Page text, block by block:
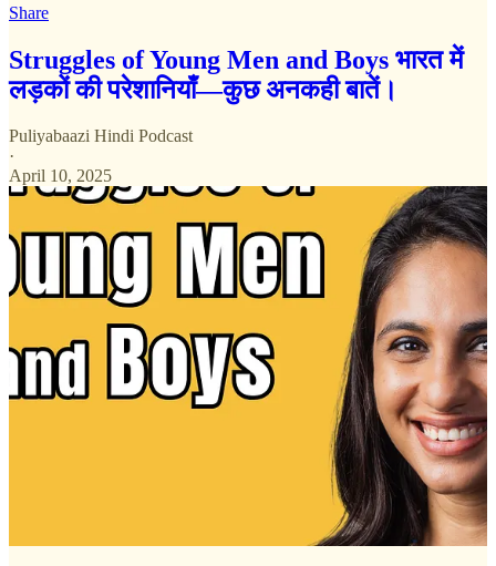
Share
Struggles of Young Men and Boys भारत में
लड़कों की परेशानियाँ—कुछ अनकही बातें।
Puliyabaazi Hindi Podcast
·
April 10, 2025